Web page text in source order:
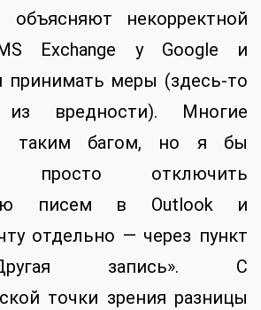
некорректной
Exchange у Google и
принимать меры (здесь-то
вредности). Многие
таким багом, но я бы
просто отключить
писем в Outlook и
отдельно — через пункт
запись». С
точки зрения разницы